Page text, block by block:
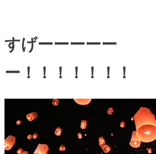
すげーーーーー
ー！！！！！！！